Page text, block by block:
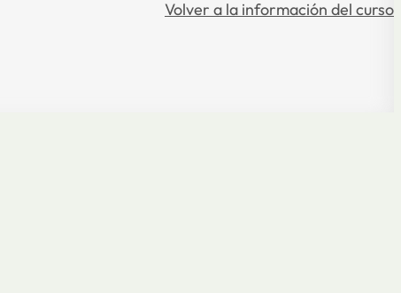
Volver a la información del curso